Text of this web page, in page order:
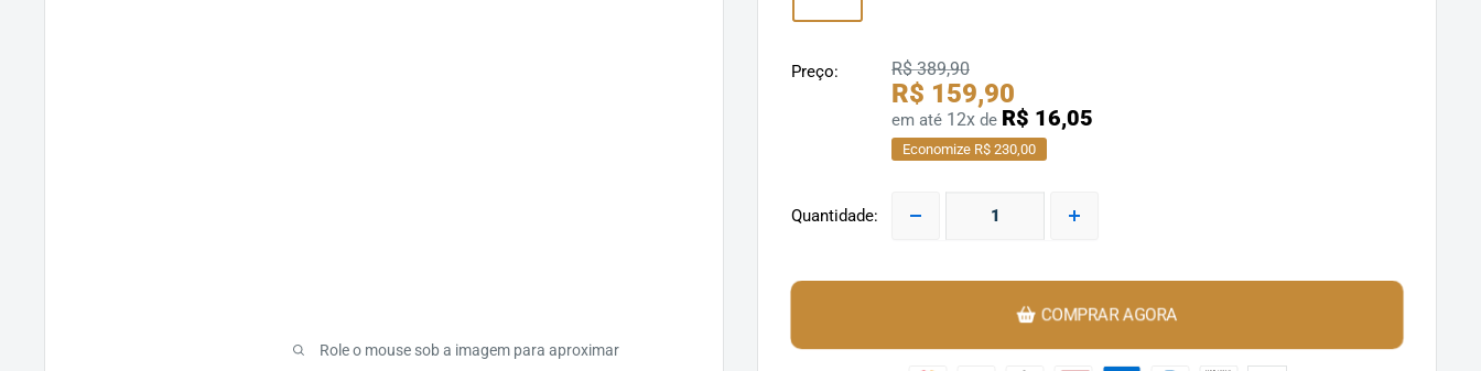
Role o mouse sob a imagem para aproximar
Preço: R$ 389,90
R$ 159,90
em até 12x de R$ 16,05
Economize R$ 230,00
Quantidade:
COMPRAR AGORA